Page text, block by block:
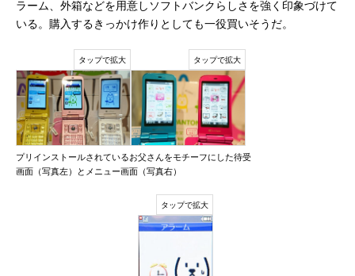
ラーム、外箱などを用意しソフトバンクらしさを強く印象づけて
いる。購入するきっかけ作りとしても一役買いそうだ。
プリインストールされているお父さんをモチーフにした待受
画面（写真左）とメニュー画面（写真右）